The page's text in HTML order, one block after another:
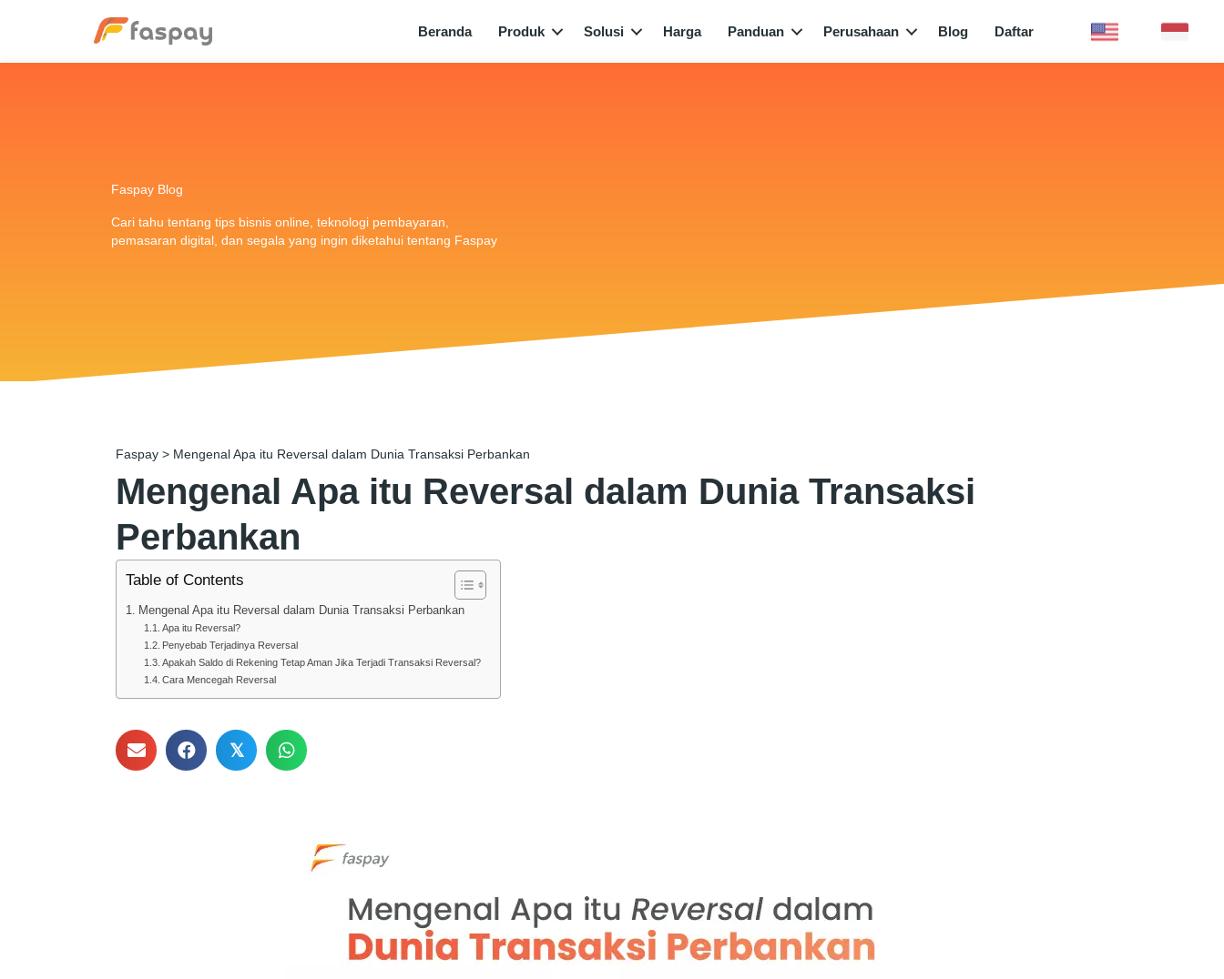
Beranda Produk Solusi Harga Panduan Perusahaan Blog Daftar
Faspay Blog
Cari tahu tentang tips bisnis online, teknologi pembayaran,
pemasaran digital, dan segala yang ingin diketahui tentang Faspay
Faspay > Mengenal Apa itu Reversal dalam Dunia Transaksi Perbankan
Mengenal Apa itu Reversal dalam Dunia Transaksi
Perbankan
Table of Contents
Mengenal Apa itu Reversal dalam Dunia Transaksi Perbankan
Apa itu Reversal?
Penyebab Terjadinya Reversal
Apakah Saldo di Rekening Tetap Aman Jika Terjadi Transaksi Reversal?
Cara Mencegah Reversal
𝕏